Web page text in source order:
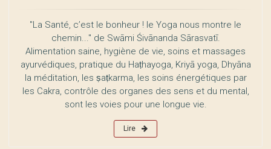
"La Santé, c’est le bonheur ! le Yoga nous montre le
chemin..." de Swāmi Śivānanda Sārasvatī.
Alimentation saine, hygiène de vie, soins et massages
ayurvédiques, pratique du Haṭhayoga, Kriyā yoga, Dhyāna
la méditation, les ṣaṭkarma, les soins énergétiques par
les Cakra, contrôle des organes des sens et du mental,
sont les voies pour une longue vie.
Lire